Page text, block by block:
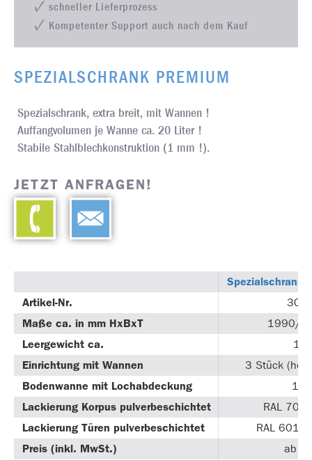
schneller Lieferprozess
Kompetenter Support auch nach dem Kauf
SPEZIALSCHRANK PREMIUM
Spezialschrank, extra breit, mit Wannen !
Auffangvolumen je Wanne ca. 20 Liter !
Stabile Stahlblechkonstruktion (1 mm !).
JETZT ANFRAGEN!
Spezialschrank
Artikel-Nr.
Maße ca. in mm HxBxT
1990/
Leergewicht ca.
Einrichtung mit Wannen
3 Stück
Bodenwanne mit Lochabdeckung
1
Lackierung Korpus pulverbeschichtet
RAL
Lackierung Türen pulverbeschichtet
RAL 6011
Preis (inkl. MwSt.)
ab €